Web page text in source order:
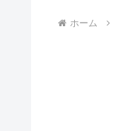
ホーム